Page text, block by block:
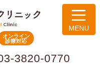
オンライン
診療対応
3820-0770